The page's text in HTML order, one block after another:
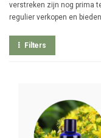
verstreken zijn nog prima
regulier verkopen en
Filters